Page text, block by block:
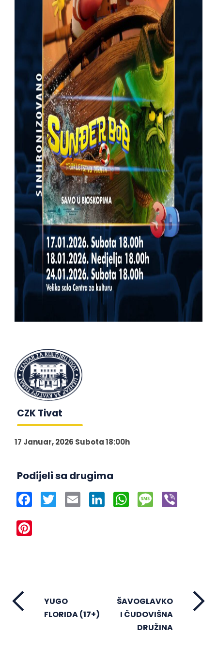
CZK Tivat
17 Januar, 2026 Subota 18:00h
Podijeli sa drugima
Facebook
Twitter Email LinkedInWhatsApp
Message
YUGO
FLORIDA (17+)
ŠAVOGLAVKO
I ČUDOVIŠNA
DRUŽINA